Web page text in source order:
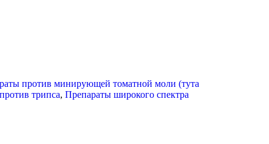
против минирующей томатной моли (тута
трипса, Препараты широкого спектра